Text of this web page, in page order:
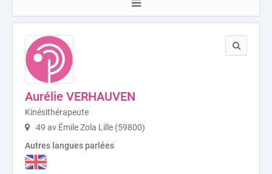
Aurélie VERHAUVEN
Kinésithérapeute
49 av Émile Zola Lille (59800)
Autres langues parlées